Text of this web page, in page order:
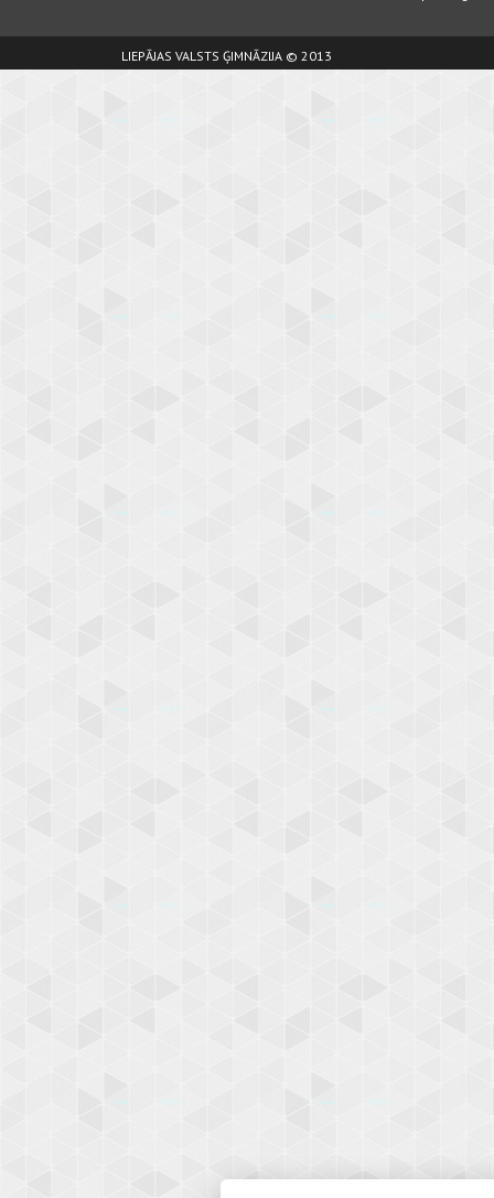
LIEPĀJAS VALSTS ĢIMNĀZIJA © 2013